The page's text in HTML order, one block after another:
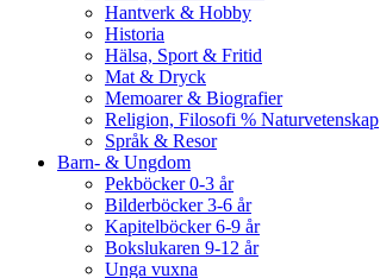
Hantverk & Hobby
Historia
Hälsa, Sport & Fritid
Mat & Dryck
Memoarer & Biografier
Religion, Filosofi % Naturvetenskap
Språk & Resor
Barn- & Ungdom
Pekböcker 0-3 år
Bilderböcker 3-6 år
Kapitelböcker 6-9 år
Bokslukaren 9-12 år
Unga vuxna